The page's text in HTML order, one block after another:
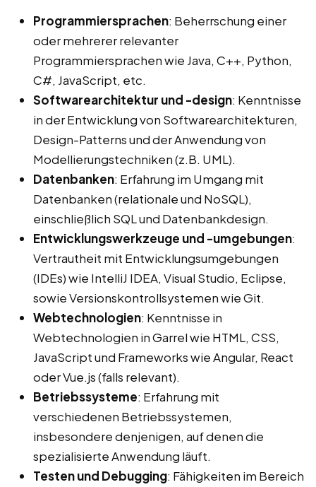
Programmiersprachen: Beherrschung einer
oder mehrerer relevanter
Programmiersprachen wie Java, C++, Python,
C#, JavaScript, etc.
Softwarearchitektur und -design: Kenntnisse
in der Entwicklung von Softwarearchitekturen,
Design-Patterns und der Anwendung von
Modellierungstechniken (z.B. UML).
Datenbanken: Erfahrung im Umgang mit
Datenbanken (relationale und NoSQL),
einschließlich SQL und Datenbankdesign.
Entwicklungswerkzeuge und -umgebungen:
Vertrautheit mit Entwicklungsumgebungen
(IDEs) wie IntelliJ IDEA, Visual Studio, Eclipse,
sowie Versionskontrollsystemen wie Git.
Webtechnologien: Kenntnisse in
Webtechnologien in Garrel wie HTML, CSS,
JavaScript und Frameworks wie Angular, React
oder Vue.js (falls relevant).
Betriebssysteme: Erfahrung mit
verschiedenen Betriebssystemen,
insbesondere denjenigen, auf denen die
spezialisierte Anwendung läuft.
Testen und Debugging: Fähigkeiten im Bereich